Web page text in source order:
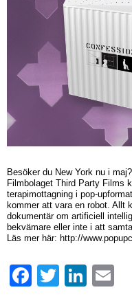
Besöker du New York nu i
Filmbolaget Third Party Films
terapimottagning i pop-
kommer att vara en robot. Allt
dokumentär om artificiell
bekvämare eller inte i att
Läs mer här: http://
FacebookTwitter LinkedIn